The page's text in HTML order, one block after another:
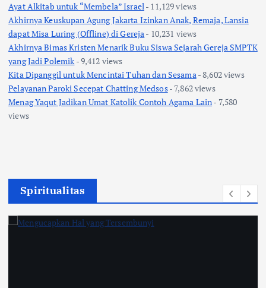
Ayat Alkitab untuk “Membela” Israel- 11,129 views
Akhirnya Keuskupan Agung Jakarta Izinkan Anak, Remaja, Lansia
dapat Misa Luring (Offline) di Gereja- 10,231 views
Akhirnya Bimas Kristen Menarik Buku Siswa Sejarah Gereja SMPTK
yang Jadi Polemik - 9,412 views
Kita Dipanggil untuk Mencintai Tuhan dan Sesama- 8,602 views
Pelayanan Paroki Secepat Chatting Medsos- 7,862 views
Menag Yaqut Jadikan Umat Katolik Contoh Agama Lain- 7,580
views
Spiritualitas